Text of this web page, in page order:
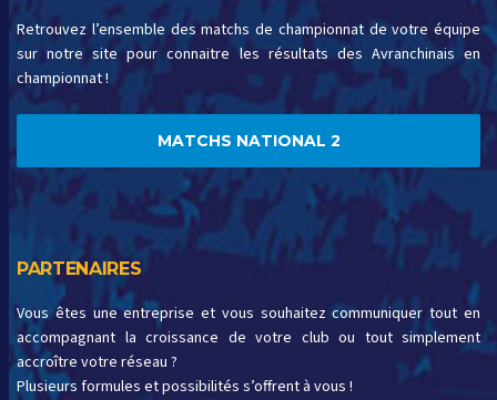
Retrouvez l’ensemble des matchs de championnat de votre équipe
sur notre site pour connaitre les résultats des Avranchinais en
championnat !
MATCHS NATIONAL 2
PARTENAIRES
Vous êtes une entreprise et vous souhaitez communiquer tout en
accompagnant la croissance de votre club ou tout simplement
accroître votre réseau ?
Plusieurs formules et possibilités s’offrent à vous !